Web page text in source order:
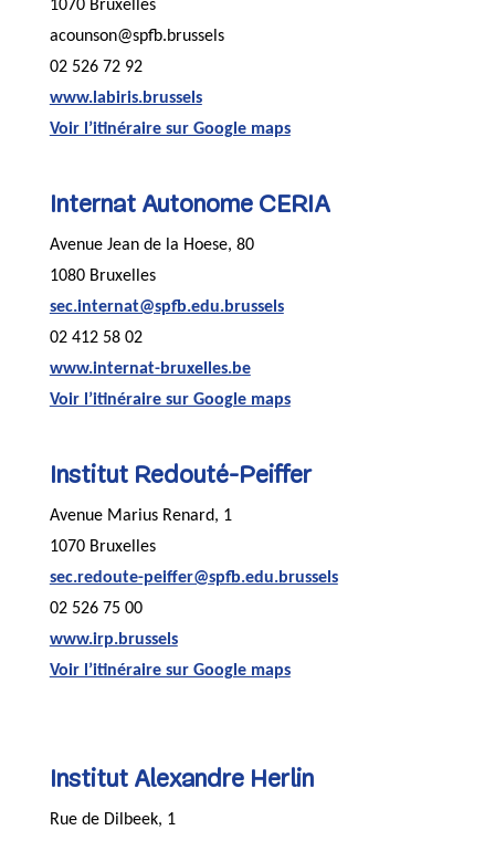
1070 Bruxelles
acounson@spfb.brussels
02 526 72 92
www.labiris.brussels
Voir l’itinéraire sur Google maps
Internat Autonome CERIA
Avenue Jean de la Hoese, 80
1080 Bruxelles
sec.internat@spfb.edu.brussels
02 412 58 02
www.internat-bruxelles.be
Voir l’itinéraire sur Google maps
Institut Redouté-Peiffer
Avenue Marius Renard, 1
1070 Bruxelles
sec.redoute-peiffer@spfb.edu.brussels
02 526 75 00
www.irp.brussels
Voir l’itinéraire sur Google maps
Institut Alexandre Herlin
Rue de Dilbeek, 1